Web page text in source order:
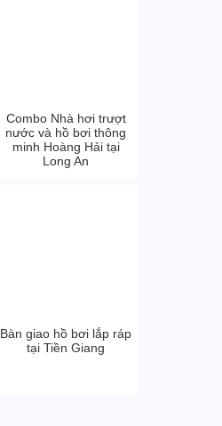
Combo Nhà hơi trượt
nước và hồ bơi thông
minh Hoàng Hải tại
Long An
Bàn giao hồ bơi lắp ráp
tại Tiền Giang